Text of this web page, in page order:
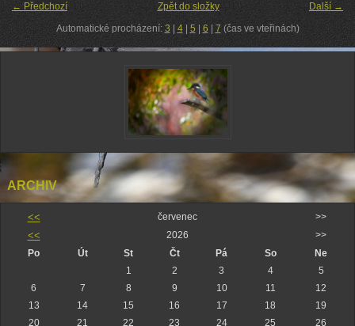
← Předchozí Další →
Zpět do složky
Automatické procházení: 3 4| 5 6 7 (čas ve vteřinách)
ARCHIV
<< červenec >>
<< 2026
>>
Po
Út St Čt Pá So
Ne
1
2 3 4
5
6
7 8 9 10 11
12
13
14 15 16 17 18
19
20
21 22 23 24 25
26